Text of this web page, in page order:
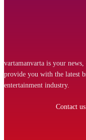
vartamanvarta is your
provide you with the latest
entertainment industry.
Contact